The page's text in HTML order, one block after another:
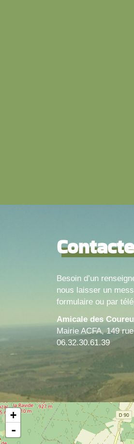
Besoin d’un
nous laisser un
formulaire ou par
Amicale des
Mairie ACFA, 149
06.32.30.61.39
+
-